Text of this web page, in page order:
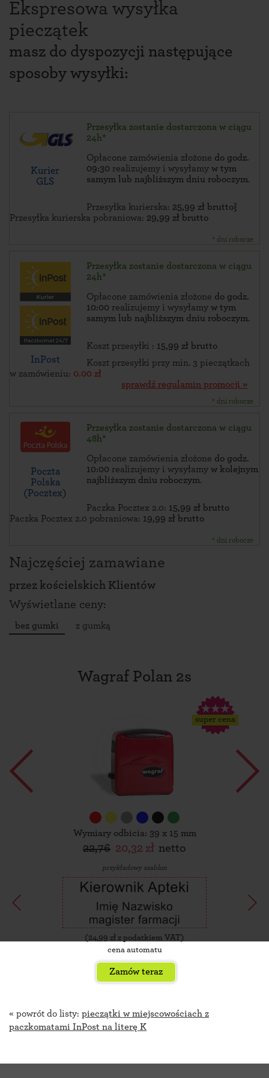
Ekspresowa wysyłka
pieczątek
masz do dyspozycji następujące
sposoby wysyłki:
Kurier
GLS
Przesyłka zostanie dostarczona w ciągu
24h*
Opłacone zamówienia złożone do godz.
09:30 realizujemy i wysyłamy w tym
samym lub najbliższym dniu roboczym.
Przesyłka kurierska: 25,99 zł brutto}
Przesyłka kurierska pobraniowa: 29,99 zł brutto
* dni robocze
InPost
Przesyłka zostanie dostarczona w ciągu
24h*
Opłacone zamówienia złożone do godz.
10:00 realizujemy i wysyłamy w tym
samym lub najbliższym dniu roboczym.
Koszt przesyłki : 15,99 zł brutto
Koszt przesyłki przy min. 3 pieczątkach
w zamówieniu: 0.00 zł
sprawdź regulamin promocji »
* dni robocze
Poczta
Polska
(Pocztex)
Przesyłka zostanie dostarczona w ciągu
48h*
Opłacone zamówienia złożone do godz.
10:00 realizujemy i wysyłamy w kolejnym
najbliższym dniu roboczym.
Paczka Pocztex 2.0: 15,99 zł brutto
Paczka Pocztex 2.0 pobraniowa: 19,99 zł brutto
* dni robocze
Najczęściej zamawiane
przez kościelskich Klientów
Wyświetlane ceny:
bez gumki z gumką
Wagraf Polan 2s
super cena
Wymiary odbicia: 39 x 15 mm
22,76 20,32 zł netto
przykładowy szablon
( 24,99 zł z podatkiem VAT)
cena automatu
Zamów teraz
« powrót do listy: pieczątki w miejscowościach z
paczkomatami InPost na literę K